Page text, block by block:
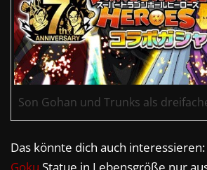
Son Gohan und Trunks als
Das könnte dich auch interessieren: